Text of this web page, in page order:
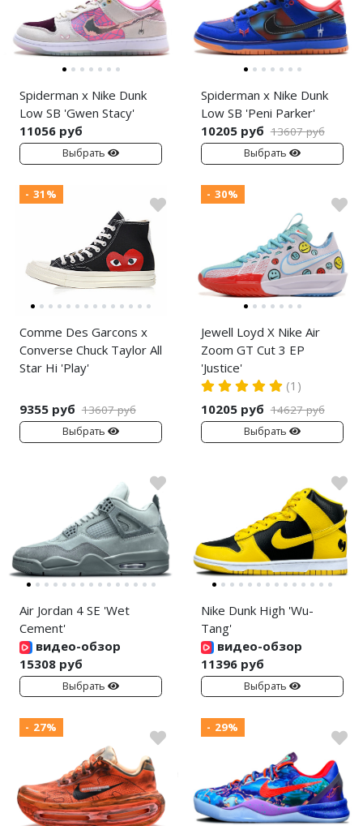
Spiderman x Nike Dunk
Low SB 'Gwen Stacy'
11056 руб
Выбрать
Spiderman x Nike Dunk
Low SB 'Peni Parker'
10205 руб 13607 руб
Выбрать
- 31%
Comme Des Garcons x
Converse Chuck Taylor All
Star Hi 'Play'
9355 руб 13607 руб
Выбрать
- 30%
Jewell Loyd X Nike Air
Zoom GT Cut 3 EP
'Justice'
(1)
10205 руб 14627 руб
Выбрать
Air Jordan 4 SE 'Wet
Cement'
видео-обзор
15308 руб
Выбрать
Nike Dunk High 'Wu-
Tang'
видео-обзор
11396 руб
Выбрать
- 27% - 29%